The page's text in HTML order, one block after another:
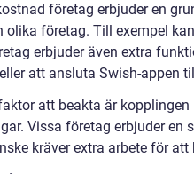
företag erbjuder en
olika företag. Till exempel
erbjuder även extra
att ansluta Swish-appen
att beakta är
Vissa företag erbjuder
kräver extra arbete för